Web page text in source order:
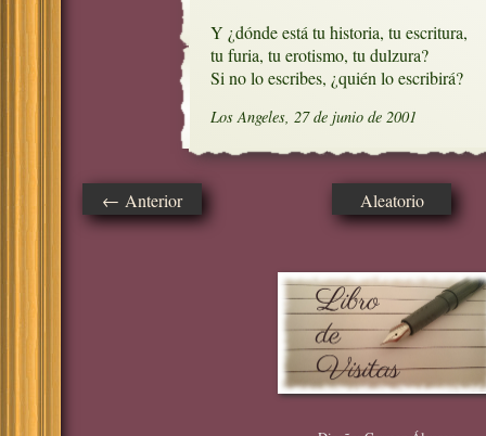
Y ¿dónde está tu historia, tu escritura,
tu furia, tu erotismo, tu dulzura?
Si no lo escribes, ¿quién lo escribirá?
Los Angeles, 27 de junio de 2001
← Anterior Aleatorio